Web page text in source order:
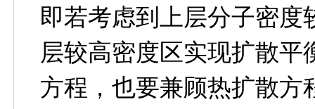
即若考虑到上层分子密度
层较高密度区实现扩散
方程，也要兼顾热扩散方